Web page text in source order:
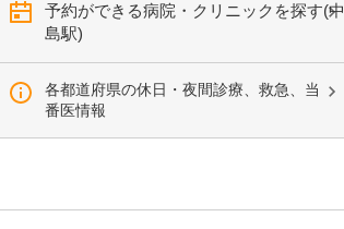
予約ができる病院・クリニックを探す(中
島駅)
各都道府県の休日・夜間診療、救急、当
番医情報